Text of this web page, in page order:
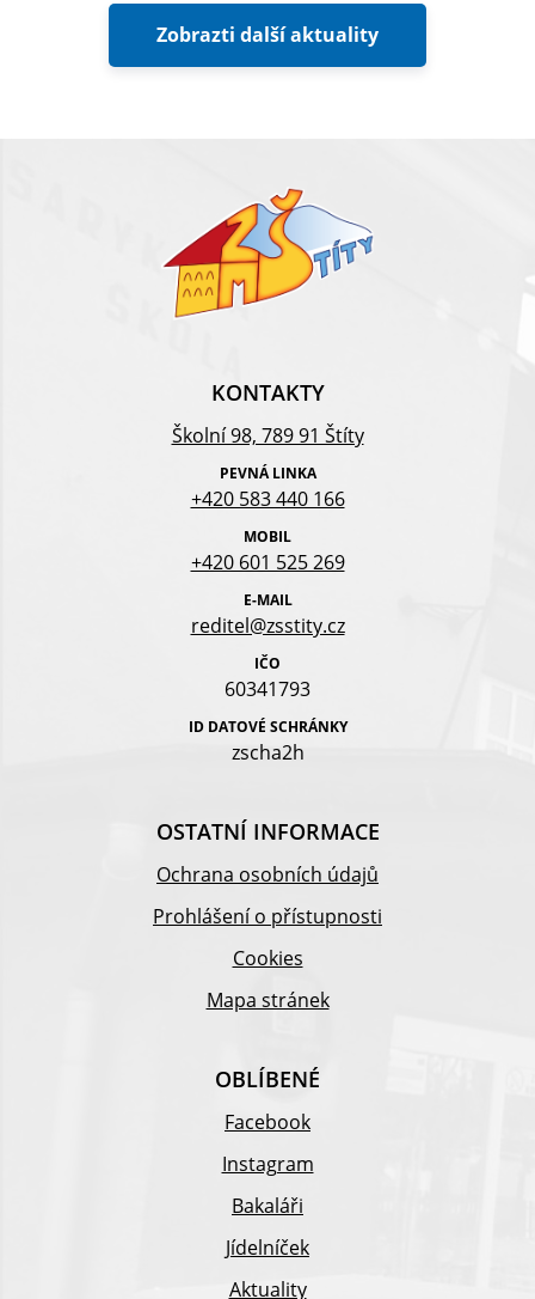
Zobrazti další aktuality
KONTAKTY
Školní 98, 789 91 Štíty
PEVNÁ LINKA
+420 583 440 166
MOBIL
+420 601 525 269
E-MAIL
reditel@zsstity.cz
IČO
60341793
ID DATOVÉ SCHRÁNKY
zscha2h
OSTATNÍ INFORMACE
Ochrana osobních údajů
Prohlášení o přístupnosti
Cookies
Mapa stránek
OBLÍBENÉ
Facebook
Instagram
Bakaláři
Jídelníček
Aktuality